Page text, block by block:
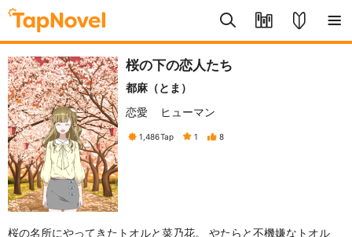
桜の下の恋人たち
都麻（とま）
恋愛
ヒューマン
1,486Tap 1 8
桜の名所にやってきたトオルと菜乃花。 やたらと不機嫌なトオル